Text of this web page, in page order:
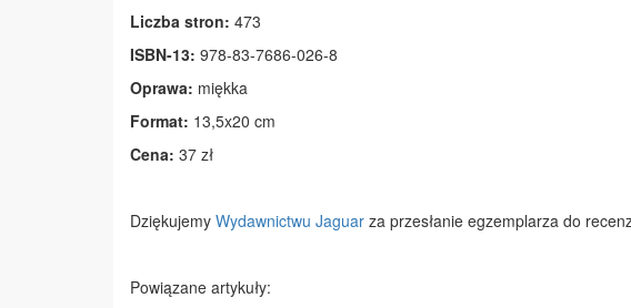
Liczba stron: 473
ISBN-13: 978-83-7686-026-8
Oprawa: miękka
Format: 13,5x20 cm
Cena: 37 zł
Dziękujemy Wydawnictwu Jaguar za przesłanie egzemplarza do
Powiązane artykuły: